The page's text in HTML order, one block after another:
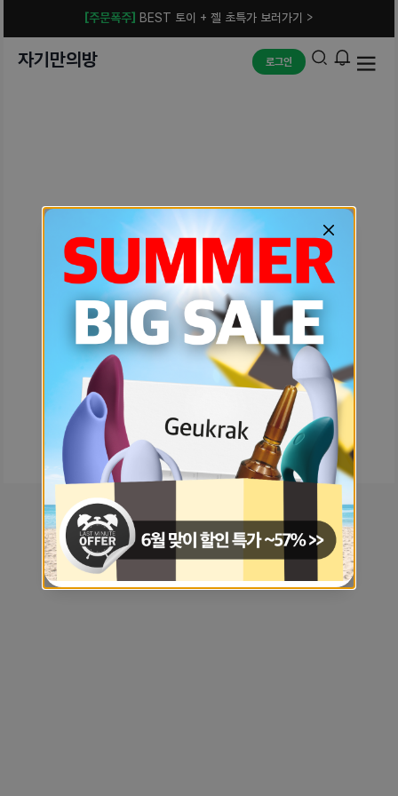
[주문폭주] BEST 토이 + 젤 초특가 보러가기 >
자기만의방 로그인
예상치 못한 에러입니다.